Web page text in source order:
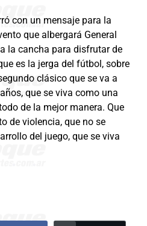
con un mensaje para la
que albergará General
la cancha para disfrutar de
es la jerga del fútbol, sobre
clásico que se va a
que se viva como una
de la mejor manera. Que
de violencia, que no se
del juego, que se viva